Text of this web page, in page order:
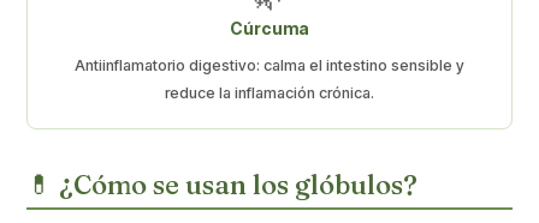
Cúrcuma
Antiinflamatorio digestivo: calma el intestino sensible y
reduce la inflamación crónica.
💊 ¿Cómo se usan los glóbulos?